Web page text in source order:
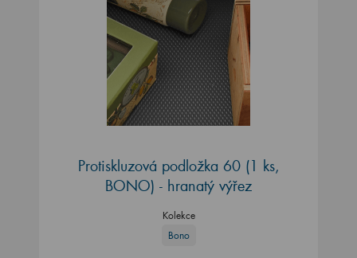
Protiskluzová podložka 60 (1 ks,
BONO) - hranatý výřez
Kolekce
Bono